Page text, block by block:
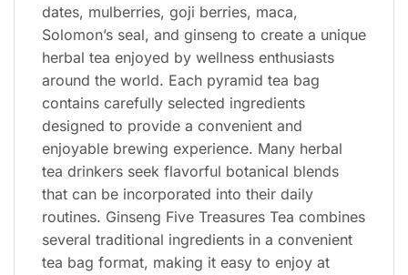
dates, mulberries, goji berries, maca,
Solomon’s seal, and ginseng to create a unique
herbal tea enjoyed by wellness enthusiasts
around the world. Each pyramid tea bag
contains carefully selected ingredients
designed to provide a convenient and
enjoyable brewing experience. Many herbal
tea drinkers seek flavorful botanical blends
that can be incorporated into their daily
routines. Ginseng Five Treasures Tea combines
several traditional ingredients in a convenient
tea bag format, making it easy to enjoy at